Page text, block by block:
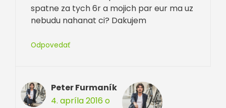
spatne za tych 6r a mojich par eur ma uz
nebudu nahanat ci? Dakujem
Odpovedať
Peter Furmaník
4. apríla 2016 o